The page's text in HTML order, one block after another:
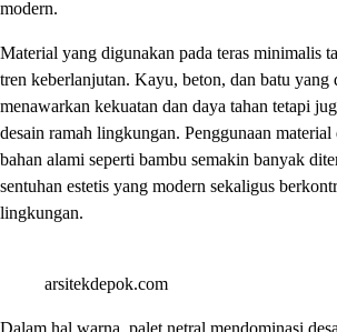
modern.
Material yang digunakan pada teras minimalis
tren keberlanjutan. Kayu, beton, dan batu
menawarkan kekuatan dan daya tahan tetapi
desain ramah lingkungan. Penggunaan
bahan alami seperti bambu semakin banyak
sentuhan estetis yang modern sekaligus
lingkungan.
arsitekdepok.com
Dalam hal warna, palet netral mendominasi